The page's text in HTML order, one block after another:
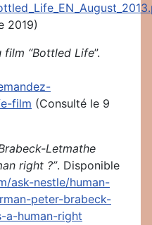
2019)
film “Bottled Life”.
film (Consulté le 9
Letmathe
right ?”. Disponible
ask-nestle/human-
peter-brabeck-
a-human-right